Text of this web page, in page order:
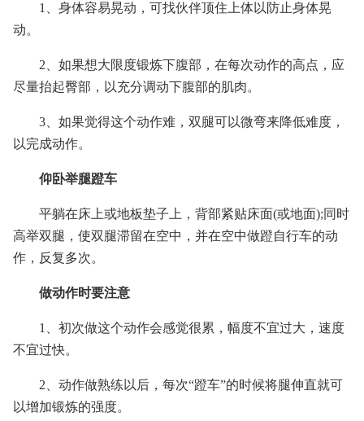
1、身体容易晃动，可找伙伴顶住上体以防止身体晃
动。
2、如果想大限度锻炼下腹部，在每次动作的高点，应
尽量抬起臀部，以充分调动下腹部的肌肉。
3、如果觉得这个动作难，双腿可以微弯来降低难度，
以完成动作。
仰卧举腿蹬车
平躺在床上或地板垫子上，背部紧贴床面(或地面);同时
高举双腿，使双腿滞留在空中，并在空中做蹬自行车的动
作，反复多次。
做动作时要注意
1、初次做这个动作会感觉很累，幅度不宜过大，速度
不宜过快。
2、动作做熟练以后，每次“蹬车”的时候将腿伸直就可
以增加锻炼的强度。